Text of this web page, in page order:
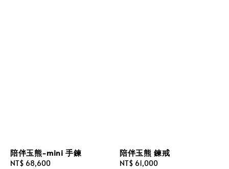
陪伴玉熊-mini 手鍊
Regular
NT$ 68,600
陪伴玉熊 鍊戒
Regular
NT$ 61,000